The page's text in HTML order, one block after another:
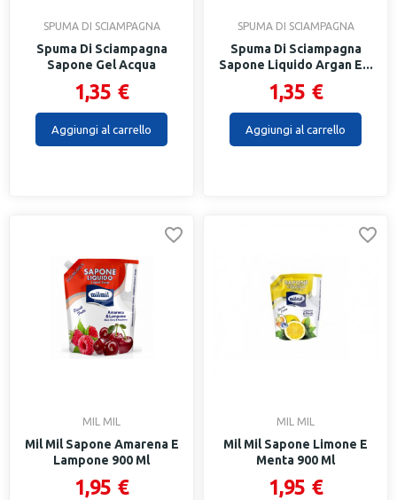
SPUMA DI SCIAMPAGNA
Spuma Di Sciampagna
Sapone Gel Acqua
1,35 €
Aggiungi al carrello
SPUMA DI SCIAMPAGNA
Spuma Di Sciampagna
Sapone Liquido Argan E...
1,35 €
Aggiungi al carrello
MIL MIL
Mil Mil Sapone Amarena E
Lampone 900 Ml
1,95 €
MIL MIL
Mil Mil Sapone Limone E
Menta 900 Ml
1,95 €